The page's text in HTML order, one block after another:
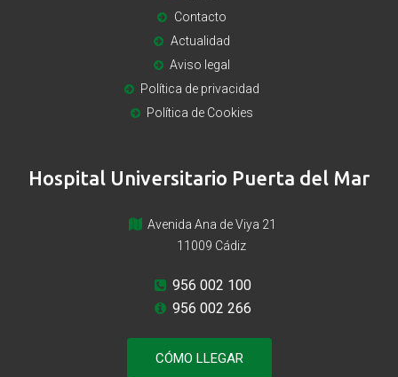
Contacto
Actualidad
Aviso legal
Política de privacidad
Política de Cookies
Hospital Universitario Puerta del Mar
Avenida Ana de Viya 21
11009 Cádiz
956 002 100
956 002 266
CÓMO LLEGAR